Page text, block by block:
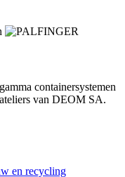
containersystemen
van DEOM SA.
en recycling